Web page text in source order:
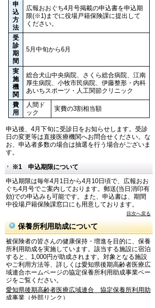
申
込
方
法
広報おおぐち4月号掲載の申込書を申込期
限(※1)までに役場戸籍保険課に提出して
ください。
受
診
期
間
5月中旬から6月
実
施
機
関
総合犬山中央病院、さくら総合病院、江南
厚生病院、小牧市民病院、伊藤整形・内科
あいちスポーツ・人工関節クリニック
費
用
人間ド
ック
実費の3割相当額
申込後、4月下旬に受診日をお知らせします。受診
日の変更等は直接医療機関へお問合せください。な
お、申込者多数の場合は抽選を行う場合がございま
す。
※1 申込期限について
申込期限は毎年4月1日から4月10日頃で、広報おお
ぐち4月号でご案内しております。郵送(当日消印有
効)での申込みも可能です。また、申込書は、期間
中役場戸籍保険課窓口にも用意しております。
目次へ戻る
保養所利用助成について
被保険者の皆さんの健康保持・増進を目的に、保養
所利用助成を実施しています。該当する施設に宿泊
すると、1,000円が助成されます。対象となる施設
やご利用方法等、詳しくは愛知県後期高齢者医療広
域連合ホームページの協定保養所利用助成事業ペー
ジをご覧ください。
愛知県後期高齢者医療広域連合 協定保養所利用助
成事業（外部リンク）